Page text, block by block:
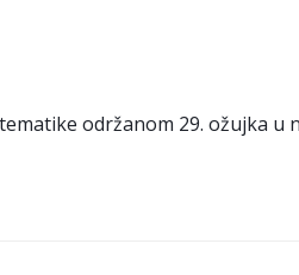
održanom 29. ožujka u